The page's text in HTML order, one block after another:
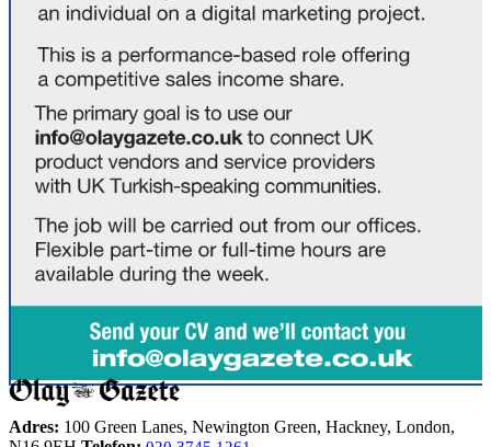
Adres: 100 Green Lanes, Newington Green, Hackney, London,